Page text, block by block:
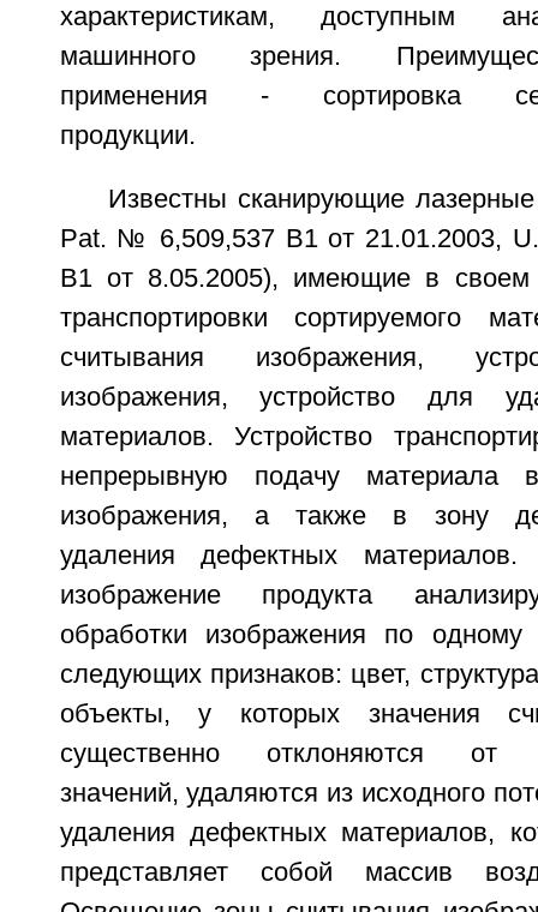
характеристикам, доступным
машинного зрения.
применения - сортировка
продукции.
Известны сканирующие
Pat. № 6,509,537 В1 от 21.01.2003,
B1 от 8.05.2005), имеющие в своем
транспортировки сортируемого
считывания изображения,
изображения, устройство для
материалов. Устройство
непрерывную подачу материала
изображения, а также в зону
удаления дефектных
изображение продукта
обработки изображения по
следующих признаков: цвет,
объекты, у которых значения
существенно отклоняются от
значений, удаляются из исходного
удаления дефектных материалов,
представляет собой массив